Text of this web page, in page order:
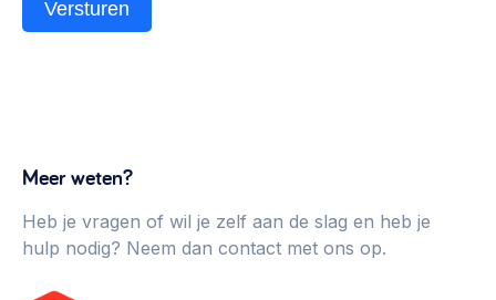
Versturen
Meer weten?
Heb je vragen of wil je zelf aan de slag en heb je
hulp nodig? Neem dan contact met ons op.